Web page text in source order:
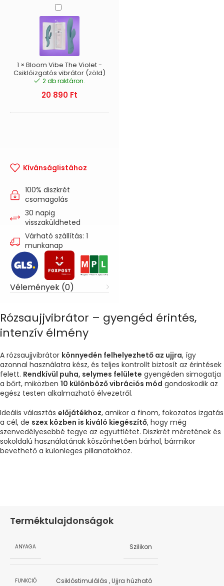
Bloom
Vibe
The
Violet
Csiklóizgatós
vibrátor
(zöld)
1 × Bloom Vibe The Violet -
Csiklóizgatós vibrátor (zöld)
2 db raktáron.
20 890 Ft
Kívánságlistához
100% diszkrét
csomagolás
30 napig
visszaküldheted
Várható szállítás: 1
munkanap
Vélemények (0)
Rózsaujjvibrátor – gyengéd érintés,
intenzív élmény
A rózsaujjvibrátor könnyedén felhelyezhető az ujjra, így
azonnal használatra kész, és teljes kontrollt biztosít az érintések
felett. Rendkívül puha, selymes felülete gyengéden simogatja
a bőrt, miközben 10 különböző vibrációs mód gondoskodik az
egész testen alkalmazható élvezetről.
Ideális választás előjátékhoz, amikor a finom, fokozatos izgatás
a cél, de szex közben is kiváló kiegészítő, hogy még
szenvedélyesebbé tegye az együttlétet. Diszkrét méretének és
sokoldalú használatának köszönhetően bárhol, bármikor
bevethető a különleges pillanatokhoz.
Terméktulajdonságok
ANYAGA Szilikon
FUNKCIÓ Csiklóstimulálás ,Ujjra húzható